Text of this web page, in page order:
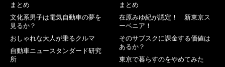
まとめ
文化系男子は電気自動車の夢を
見るか？
おしゃれな大人が乗るクルマ
自動車ニュースタンダード研究
所
まとめ
在原みゆ紀が認定！ 新東京ス
ーベニア！
そのサブスクに課金する価値は
あるか？
東京で暮らすのをやめてみた